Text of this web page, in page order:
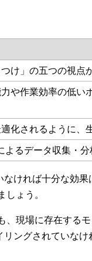
け」の五つの視点
や作業効率の低い
化されるように、
よるデータ収集・分
ければ十分な効
ょう。
現場に存在する
ングされていな